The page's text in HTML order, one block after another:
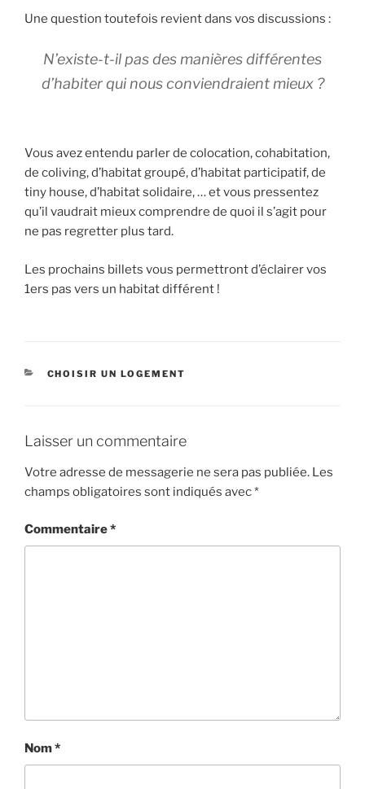
Une question toutefois revient dans vos discussions :
N’existe-t-il pas des manières différentes
d’habiter qui nous conviendraient mieux ?
Vous avez entendu parler de colocation, cohabitation,
de coliving, d’habitat groupé, d’habitat participatif, de
tiny house, d’habitat solidaire, … et vous pressentez
qu’il vaudrait mieux comprendre de quoi il s’agit pour
ne pas regretter plus tard.
Les prochains billets vous permettront d’éclairer vos
1ers pas vers un habitat différent !
CATÉGORIES
CHOISIR UN LOGEMENT
Laisser un commentaire
Votre adresse de messagerie ne sera pas publiée. Les
champs obligatoires sont indiqués avec*
Commentaire*
Nom*